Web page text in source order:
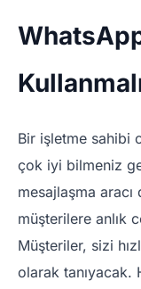
Bir işletme sahibi
çok iyi bilmeniz
mesajlaşma
müşterilere anlık
Müşteriler, sizi
olarak tanıyacak.